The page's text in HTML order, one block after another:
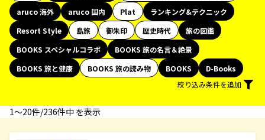
aruco 海外
aruco 国内 Plat
ランキング&テクニック
Resort Style
島旅 御朱印 歴史時代
旅の図鑑
BOOKS スペシャルコラボ
BOOKS 旅の名言＆絶景
BOOKS 旅と健康
BOOKS 旅の読み物 BOOKS
D-Books
絞り込み条件を追加
1〜20件/236件中 を表示